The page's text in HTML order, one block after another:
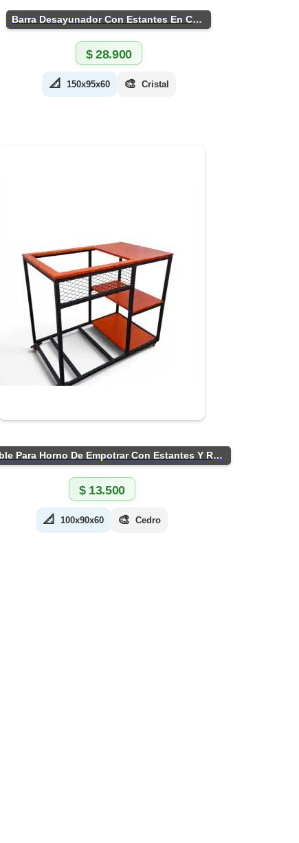
Barra Desayunador Con Estantes En Chapa
$28.900
📐 150x95x60 🎨 Cristal
Mueble Para Horno De Empotrar Con Estantes Y Ruedas
$13.500
📐 100x90x60 🎨 Cedro